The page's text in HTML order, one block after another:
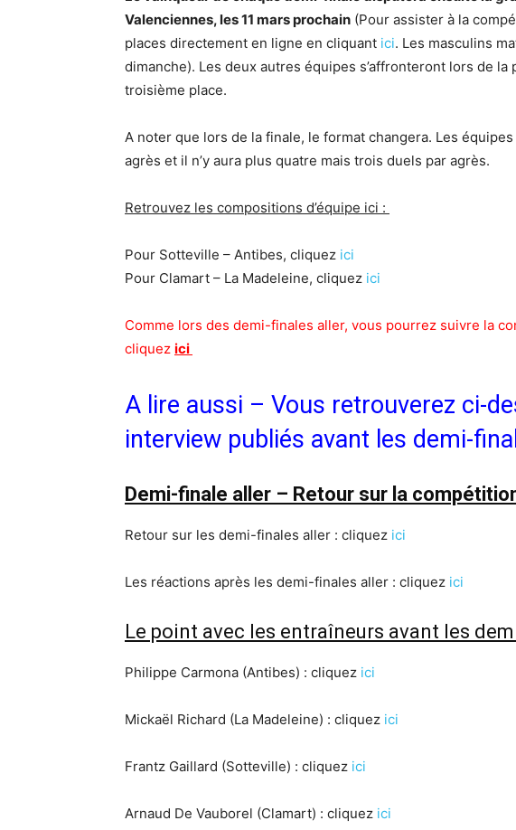
Valenciennes, les 11 mars prochain (Pour assister à la
places directement en ligne en cliquant ici. Les masculins
dimanche). Les deux autres équipes s’affronteront lors de
troisième place.
A noter que lors de la finale, le format changera. Les
agrès et il n’y aura plus quatre mais trois duels par agrès.
Retrouvez les compositions d’équipe ici :
Pour Sotteville – Antibes, cliquez ici
Pour Clamart – La Madeleine, cliquez ici
Comme lors des demi-finales aller, vous pourrez suivre la
cliquez ici
A lire aussi – Vous retrouverez ci-
interview publiés avant les demi-
Demi-finale aller – Retour sur la
Retour sur les demi-finales aller : cliquez ici
Les réactions après les demi-finales aller : cliquez ici
Le point avec les entraîneurs avant les
Philippe Carmona (Antibes) : cliquez ici
Mickaël Richard (La Madeleine) : cliquez ici
Frantz Gaillard (Sotteville) : cliquez ici
Arnaud De Vauborel (Clamart) : cliquez ici